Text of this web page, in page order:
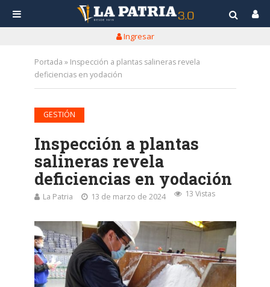
Ingresar
Portada » Inspección a plantas salineras revela
deficiencias en yodación
GESTIÓN
Inspección a plantas
salineras revela
deficiencias en yodación
La Patria 13 de marzo de 2024 13 Vistas